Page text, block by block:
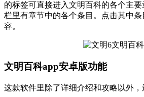
的标签可直接进入文明百科的各个主
栏里有章节中的各个条目。点击其中
容。
文明百科app安卓版功能
这款软件里除了详细介绍和攻略以外，